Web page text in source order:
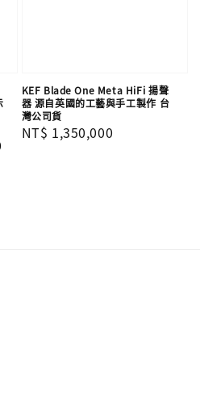
KEF Blade One Meta HiFi 揚聲
器 源自英國的工藝與手工製作 台
灣公司貨
Regular
NT$ 1,350,000